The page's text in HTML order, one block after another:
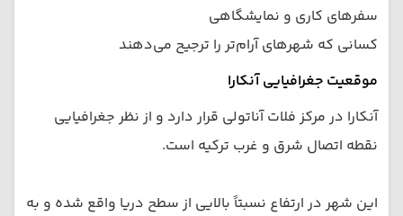
سفرهای کاری و نمایشگاهی
کسانی که شهرهای آرام‌تر را ترجیح می‌دهند
موقعیت جغرافیایی آنکارا
آنکارا در مرکز فلات آناتولی قرار دارد و از نظر جغرافیایی
نقطه اتصال شرق و غرب ترکیه است.
این شهر در ارتفاع نسبتاً بالایی از سطح دریا واقع شده و به